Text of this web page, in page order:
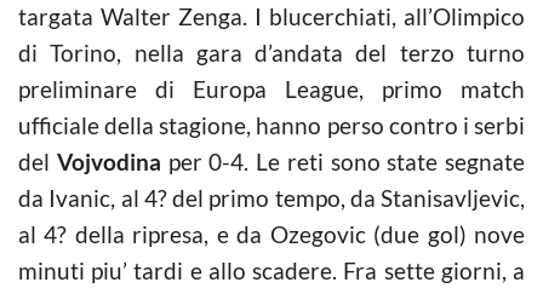
targata Walter Zenga. I blucerchiati, all’Olimpico
di Torino, nella gara d’andata del terzo turno
preliminare di Europa League, primo match
ufficiale della stagione, hanno perso contro i serbi
del Vojvodina per 0-4. Le reti sono state segnate
da Ivanic, al 4? del primo tempo, da Stanisavljevic,
al 4? della ripresa, e da Ozegovic (due gol) nove
minuti piu’ tardi e allo scadere. Fra sette giorni, a